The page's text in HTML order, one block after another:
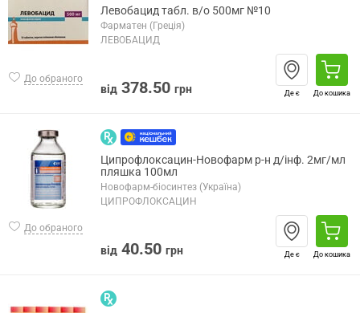
До обраного
Левобацид табл. в/о 500мг №10
Фарматен (Греція)
ЛЕВОБАЦИД
від 378.50 грн Де є До кошика
До обраного
Ципрофлоксацин-Новофарм р-н д/інф. 2мг/мл
пляшка 100мл
Новофарм-біосинтез (Україна)
ЦИПРОФЛОКСАЦИН
від 40.50 грн Де є До кошика